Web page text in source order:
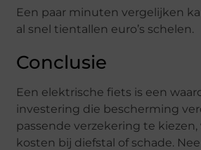
Een paar minuten vergelijken
al snel tientallen euro’s schelen.
Conclusie
Een elektrische fiets is een
investering die bescherming
passende verzekering te
kosten bij diefstal of schade.